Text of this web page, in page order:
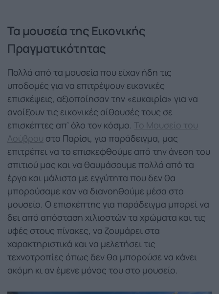
Τα μουσεία της Εικονικής
Πραγματικότητας
Πολλά από τα μουσεία που είχαν ήδη τις
υποδομές για να επιτρέψουν εικονικές
επισκέψεις, αξιοποίησαν την «ευκαιρία» για να
ανοίξουν τις εικονικές αίθουσές τους σε
επισκέπτες απ’ όλο τον κόσμο. Το Μουσείο του
Λούβρου στο Παρίσι, για παράδειγμα, μας
επιτρέπει να το επισκεφθούμε από την άνεση του
σπιτιού μας και να θαυμάσουμε πολλά από τα
έργα και μάλιστα με εγγύτητα που δεν θα
μπορούσαμε καν να διανοηθούμε μέσα στο
μουσείο. Ο επισκέπτης για παράδειγμα μπορεί να
δει από απόσταση χιλιοστών τα χρώματα και τις
υφές στους πίνακες, να ζουμάρει στα
χαρακτηριστικά και να μελετήσει τις
τεχνοτροπίες όπως δεν θα μπορούσε να κάνει
ακόμη κι αν έμενε μόνος του στο μουσείο.